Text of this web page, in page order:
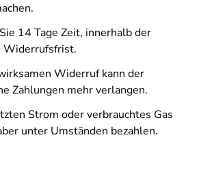
14 Tage Zeit, innerhalb der
Widerrufsfrist.
Widerruf kann der
Zahlungen mehr verlangen.
Strom oder verbrauchtes Gas
unter Umständen bezahlen.